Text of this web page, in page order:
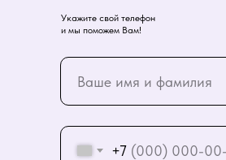
+7
Укажите свой телефон
и мы поможем Вам!